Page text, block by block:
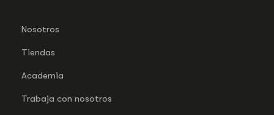
Nosotros
Tiendas
Academia
Trabaja con nosotros